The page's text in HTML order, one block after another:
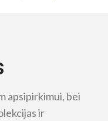
apsipirkimui, bei
ir